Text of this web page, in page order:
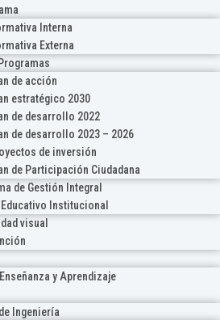
Interna
Externa
de acción
estratégico 2030
de desarrollo 2022
de desarrollo 2023 – 2026
de inversión
de Participación Ciudadana
de Gestión Integral
Institucional
visual
y Aprendizaje
Ingeniería